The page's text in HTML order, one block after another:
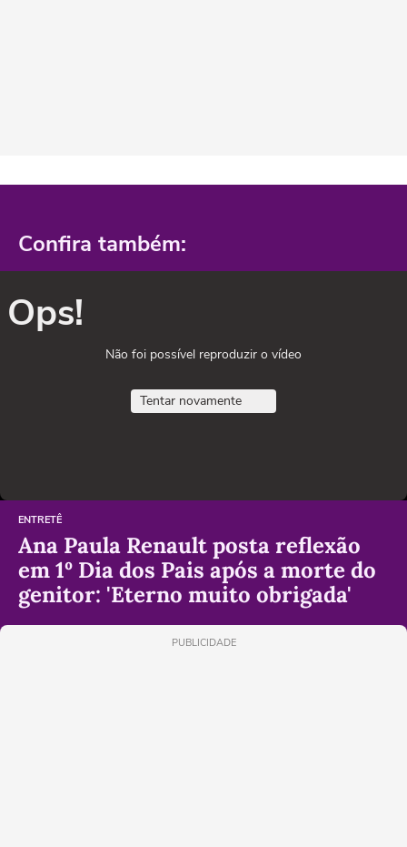
Confira também:
Ops!
Não foi possível reproduzir o vídeo
Tentar novamente
ENTRETÊ
Ana Paula Renault posta reflexão
em 1º Dia dos Pais após a morte do
genitor: 'Eterno muito obrigada'
PUBLICIDADE